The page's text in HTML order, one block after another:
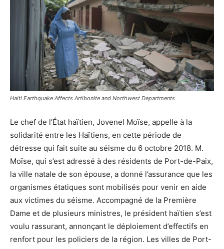
Haiti Earthquake Affects Artibonite and Northwest Departments
Le chef de l’État haïtien, Jovenel Moïse, appelle à la
solidarité entre les Haïtiens, en cette période de
détresse qui fait suite au séisme du 6 octobre 2018. M.
Moïse, qui s’est adressé à des résidents de Port-de-Paix,
la ville natale de son épouse, a donné l’assurance que les
organismes étatiques sont mobilisés pour venir en aide
aux victimes du séisme. Accompagné de la Première
Dame et de plusieurs ministres, le président haïtien s’est
voulu rassurant, annonçant le déploiement d’effectifs en
renfort pour les policiers de la région. Les villes de Port-